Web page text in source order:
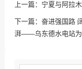
上一篇： 宁夏与阿拉
下一篇： 奋进强国路
湃——乌东德水电站为